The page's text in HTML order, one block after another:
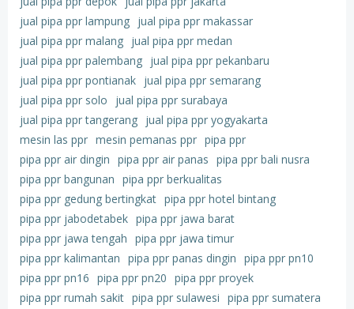
jual pipa ppr lampung jual pipa ppr makassar
jual pipa ppr malang jual pipa ppr medan
jual pipa ppr palembang jual pipa ppr pekanbaru
jual pipa ppr pontianak jual pipa ppr semarang
jual pipa ppr solo
jual pipa ppr surabaya
jual pipa ppr tangerang jual pipa ppr yogyakarta
mesin las ppr mesin pemanas ppr pipa ppr
pipa ppr air dingin pipa ppr air panas pipa ppr bali nusra
pipa ppr bangunan pipa ppr berkualitas
pipa ppr gedung bertingkat pipa ppr hotel bintang
pipa ppr jabodetabek pipa ppr jawa barat
pipa ppr jawa tengah pipa ppr jawa timur
pipa ppr kalimantan pipa ppr panas dingin pipa ppr pn10
pipa ppr pn16 pipa ppr pn20 pipa ppr proyek
pipa ppr rumah sakit pipa ppr sulawesi pipa ppr sumatera